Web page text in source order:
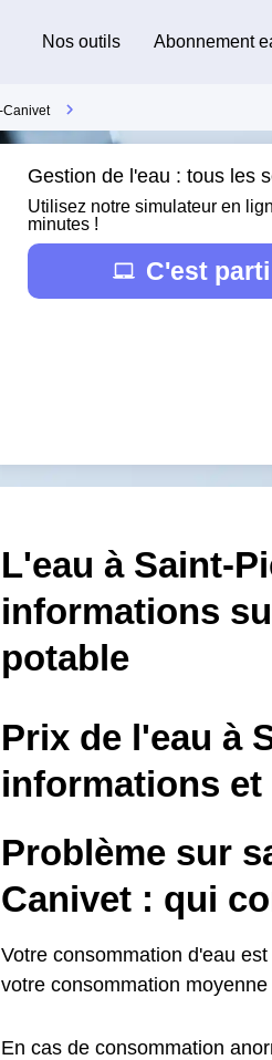
Nos outils Abonnement
Canivet
Gestion de l'eau : tous les
Utilisez notre simulateur en
minutes !
C'est
L'eau à Saint-
informations
potable
Prix de l'eau à
informations et
Problème sur
Canivet : qui
Votre consommation d'eau
votre consommation
En cas de consommation